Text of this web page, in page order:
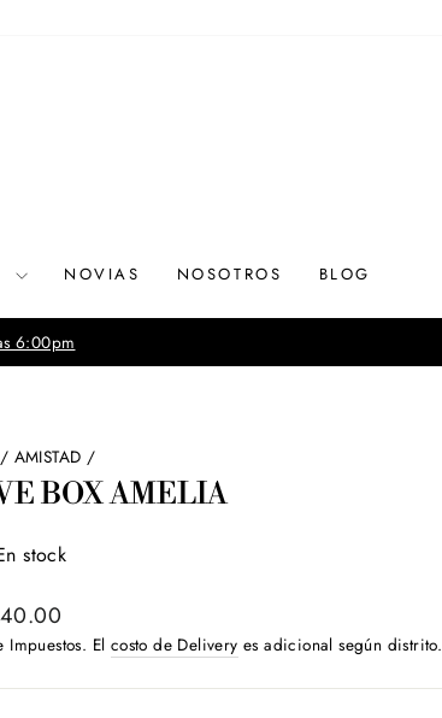
NOVIAS NOSOTROS BLOG
de delivery
/ AMISTAD /
BOX AMELIA
stock
Impuestos. El costo de Delivery es adicional según distrito.